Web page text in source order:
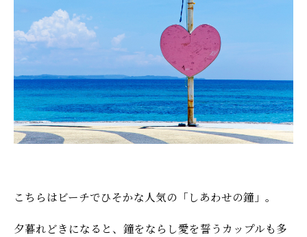
こちらはビーチでひそかな人気の「しあわせの鐘」。
夕暮れどきになると、鐘をならし愛を誓うカップルも多